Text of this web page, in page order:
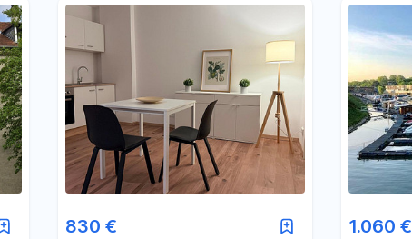
830 € 1.060 €